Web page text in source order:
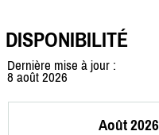
DISPONIBILITÉ
Dernière mise à jour :
8 août 2026
Août 2026